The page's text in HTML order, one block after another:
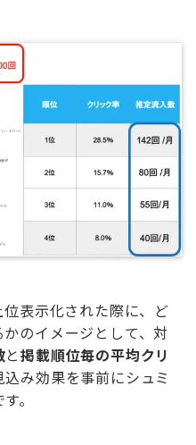
表示化された際に、ど
のイメージとして、対
と掲載順位毎の平均クリ
み効果を事前にシュミ
。